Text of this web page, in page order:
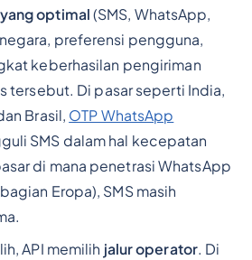
optimal(SMS, WhatsApp,
preferensi pengguna,
keberhasilan pengiriman
tersebut. Di pasar seperti India,
Brasil, OTP WhatsApp
SMS dalam hal kecepatan
di mana penetrasi WhatsApp
Eropa), SMS masih
API memilih jalur operator. Di